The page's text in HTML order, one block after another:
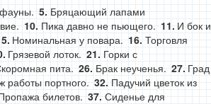
Бряцающий лапами
Пика давно не пьющего.
И бок и
Номинальная у повара.
Торговля
Грязевой лоток.
Горки с
пита. Брак неученья.
Град
работы портного.
Падучий цветок из
билетов.
Сиденье для